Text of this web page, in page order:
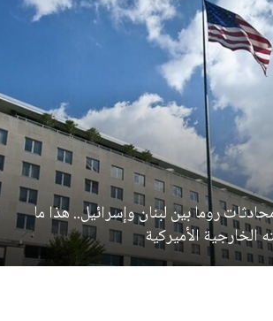
روما بين لبنان وإسرائيل.. هذا ما
الخارجية الأميركية